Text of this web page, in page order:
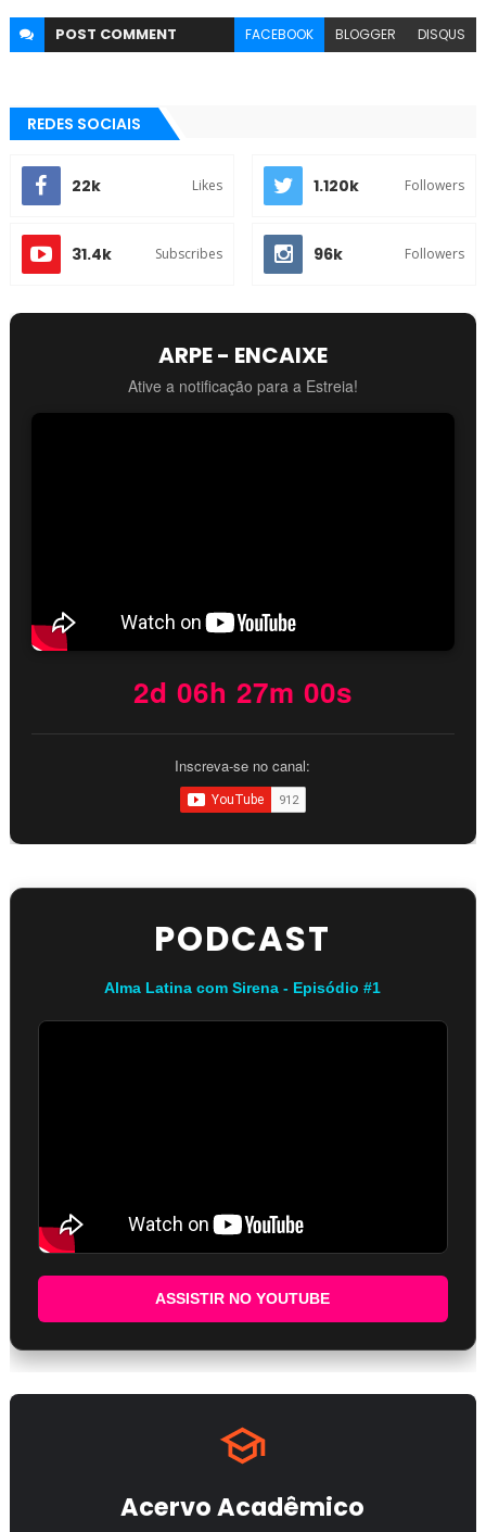
POST COMMENT FACEBOOK BLOGGER DISQUS
REDES SOCIAIS
22k Likes 1.120k Followers
31.4k Subscribes 96k Followers
ARPE - ENCAIXE
Ative a notificação para a Estreia!
2d 06h 26m 59s
Inscreva-se no canal:
PODCAST
Alma Latina com Sirena - Episódio #1
ASSISTIR NO YOUTUBE
Acervo Acadêmico